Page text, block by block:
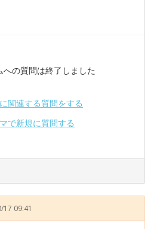
への質問は終了しました
関連する質問をする
で新規に質問する
09:41